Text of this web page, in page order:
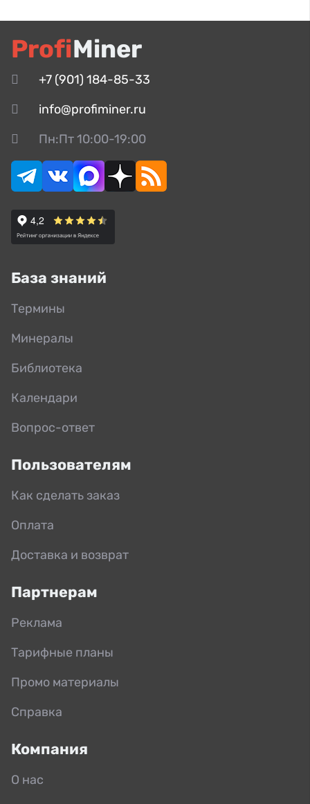
ProfiMiner
+7 (901) 184-85-33
info@profiminer.ru
Пн:Пт 10:00-19:00
База знаний
Термины
Минералы
Библиотека
Календари
Вопрос-ответ
Пользователям
Как сделать заказ
Оплата
Доставка и возврат
Партнерам
Реклама
Тарифные планы
Промо материалы
Справка
Компания
О нас